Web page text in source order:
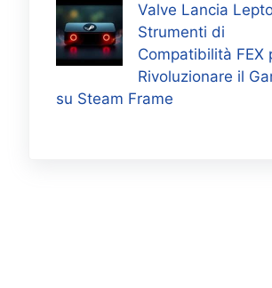
Valve Lancia
Strumenti di
Compatibilità FEX
Rivoluzionare il
su Steam Frame